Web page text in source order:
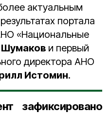
актуальным
портала
«Национальные
и первый
директора АНО
Истомин.
зафиксировано